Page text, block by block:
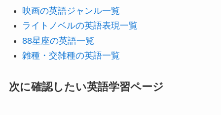
映画の英語ジャンル一覧
ライトノベルの英語表現一覧
88星座の英語一覧
雑種・交雑種の英語一覧
次に確認したい英語学習ページ